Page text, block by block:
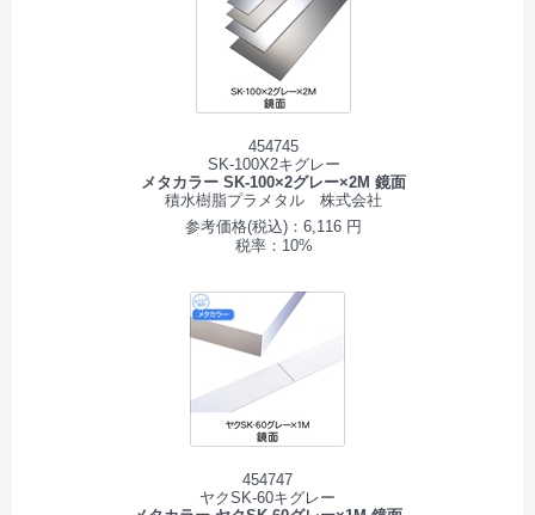
454745
SK-100X2キグレー
メタカラー SK-100×2グレー×2M 鏡面
積水樹脂プラメタル 株式会社
参考価格(税込)：6,116 円
税率：10%
454747
ヤクSK-60キグレー